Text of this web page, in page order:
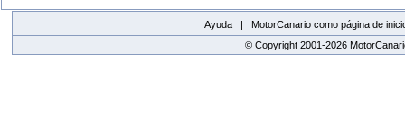
Ayuda |
MotorCanario como página de
© Copyright 2001-2026